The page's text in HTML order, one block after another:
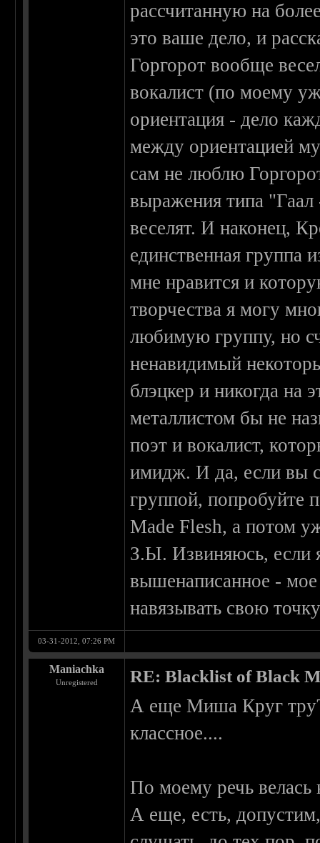
рассчитанную на
это ваше дело, и
Горгорот вообще
вокалист (по моему
ориентация - дело
между ориентацией
сам не люблю
выражения типа
веселят. И наконец,
единственная группа
мне нравится и
творчества я могу
любимую группу, но
ненавидимый
блэцкер и никогда на
металлистом бы не
поэт и вокалист,
имидж. И да, если вы
группой, попробуйте
Made Flesh, а потом
З.Ы. Извиняюсь, если
вышенаписанное -
навязывать свою
03-31-2012, 07:26 PM
Maniachka
Unregistered RE: Blacklist of Black
А еще Миша Круг
классное....
По моему речь велась
А еще, есть,